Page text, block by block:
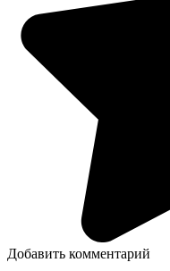
Добавить комментарий